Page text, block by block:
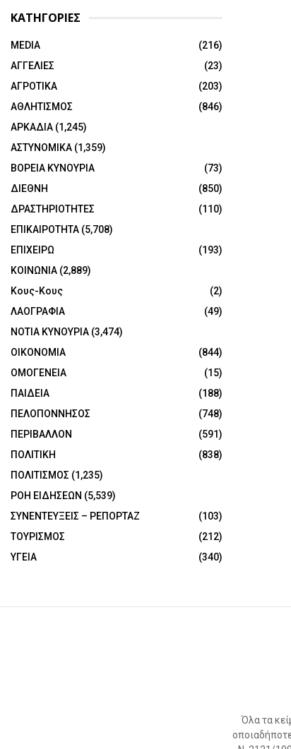
ΚΑΤΗΓΟΡΙΕΣ
MEDIA
(216)
ΑΓΓΕΛΙΕΣ
(23)
ΑΓΡΟΤΙΚΑ
(203)
ΑΘΛΗΤΙΣΜΟΣ
(846)
ΑΡΚΑΔΙΑ (1,245)
ΑΣΤΥΝΟΜΙΚΑ (1,359)
ΒΟΡΕΙΑ ΚΥΝΟΥΡΙΑ
(73)
ΔΙΕΘΝΗ
(850)
ΔΡΑΣΤΗΡΙΟΤΗΤΕΣ
(110)
ΕΠΙΚΑΙΡΟΤΗΤΑ (5,708)
ΕΠΙΧΕΙΡΩ
(193)
ΚΟΙΝΩΝΙΑ (2,889)
Κους-Κους
(2)
ΛΑΟΓΡΑΦΙΑ
(49)
ΝΟΤΙΑ ΚΥΝΟΥΡΙΑ (3,474)
ΟΙΚΟΝΟΜΙΑ
(844)
ΟΜΟΓΕΝΕΙΑ
(15)
ΠΑΙΔΕΙΑ
(188)
ΠΕΛΟΠΟΝΝΗΣΟΣ
(748)
ΠΕΡΙΒΑΛΛΟΝ
(591)
ΠΟΛΙΤΙΚΗ
(838)
ΠΟΛΙΤΙΣΜΟΣ (1,235)
ΡΟΗ ΕΙΔΗΣΕΩΝ (5,539)
ΣΥΝΕΝΤΕΥΞΕΙΣ – ΡΕΠΟΡΤΑΖ
(103)
ΤΟΥΡΙΣΜΟΣ
(212)
ΥΓΕΙΑ
(340)
Όλα τα